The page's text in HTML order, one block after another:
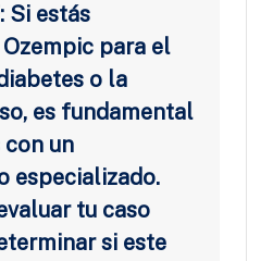
Si estás
para el
o la
es fundamental
con un
especializado.
tu caso
si este